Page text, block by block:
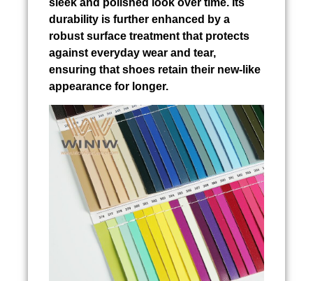
durability is further enhanced by a
robust surface treatment that protects
against everyday wear and tear,
ensuring that shoes retain their new-like
appearance for longer.